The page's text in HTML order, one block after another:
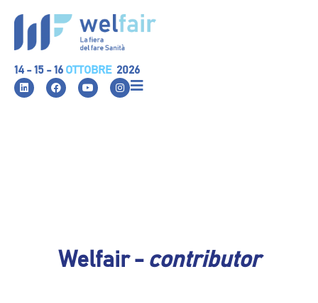
14 - 15 - 16 OTTOBRE 2026
Welfair -contributor